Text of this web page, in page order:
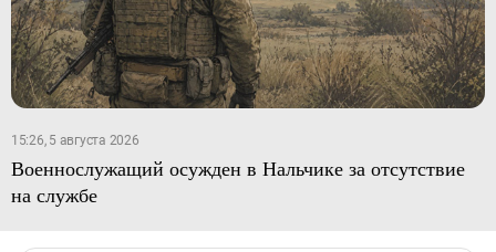
15:26, 5 августа 2026
Военнослужащий осужден в Нальчике за отсутствие
на службе